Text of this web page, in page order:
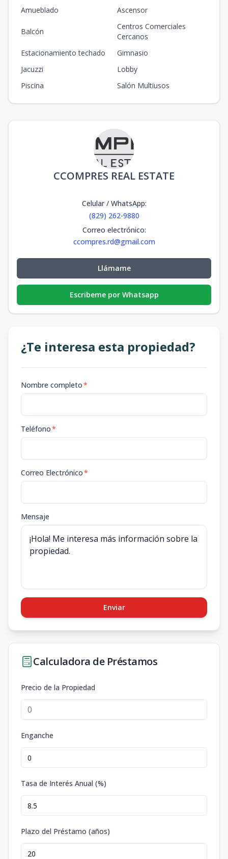
Amueblado Ascensor
Balcón
Centros Comerciales
Cercanos
Estacionamiento techado
Gimnasio
Jacuzzi
Lobby
Piscina
Salón Multiusos
CCOMPRES REAL ESTATE
Celular / WhatsApp:
(829) 262-9880
Correo electrónico:
ccompres.rd@gmail.com
Llámame
Escribeme por Whatsapp
¿Te interesa esta propiedad?
Nombre completo*
Teléfono*
Correo Electrónico*
Mensaje
Enviar
Calculadora de Préstamos
Precio de la Propiedad
Enganche
Tasa de Interés Anual (%)
Plazo del Préstamo (años)